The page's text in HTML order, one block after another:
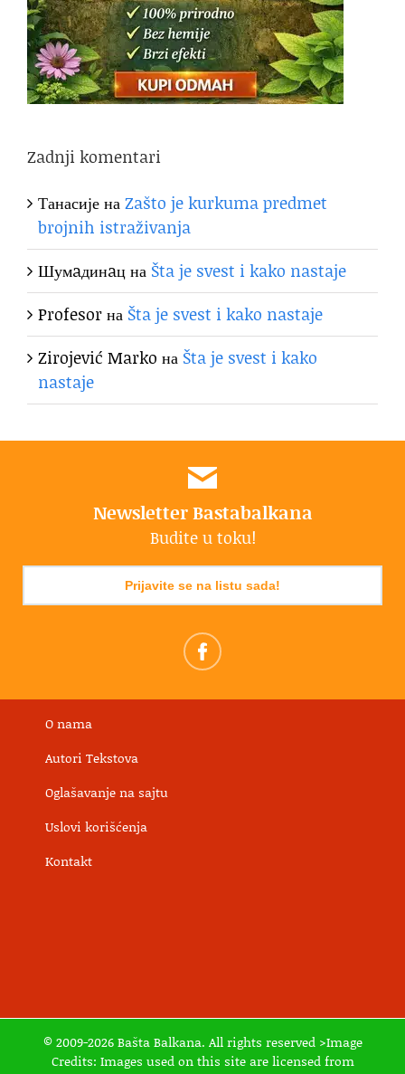
Zadnji komentari
ТанасијенаZašto je kurkuma predmet
brojnih istraživanja
Шумaдинaцна Šta je svest i kako nastaje
Profesorна Šta je svest i kako nastaje
Zirojević Marko на Šta je svest i kako
nastaje
Newsletter Bastabalkana
Budite u toku!
Prijavite se na listu sada!
O nama
Autori Tekstova
Oglašavanje na sajtu
Uslovi korišćenja
Kontakt
© 2009-2026 Bašta Balkana. All rights reserved >Image
Credits: Images used on this site are licensed from